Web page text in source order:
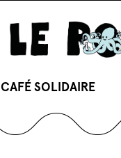
CAFÉ SOLIDAIRE